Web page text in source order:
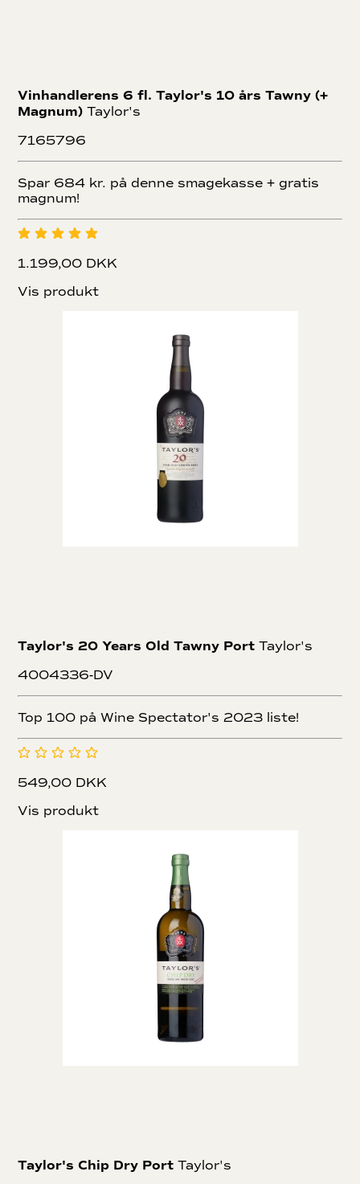
Vinhandlerens 6 fl. Taylor's 10 års Tawny (+
Magnum) Taylor's
7165796
Spar 684 kr. på denne smagekasse + gratis
magnum!
1.199,00 DKK
Vis produkt
Taylor's 20 Years Old Tawny Port Taylor's
4004336-DV
Top 100 på Wine Spectator's 2023 liste!
549,00 DKK
Vis produkt
Taylor's Chip Dry Port Taylor's